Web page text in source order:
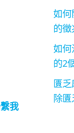
我
如
的
如
的2
匱
除